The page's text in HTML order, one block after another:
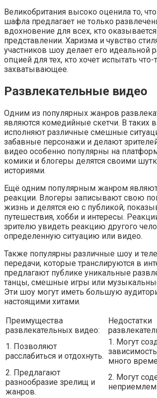
Великобритания высоко оценила то,
шафла предлагает не только
вдохновение для всех, кто
представлении. Харизма и чувство
участников шоу делает его идеальной
опцией для тех, кто хочет испытать
захватывающее.
Развлекательные видео
Одним из популярных жанров
являются комедийные скетчи. В таких
исполняют различные смешные
забавные персонажи и делают
видео особенно популярны на
комики и блогеры делятся своими
историями.
Ещё одним популярным жанром
реакции. Влогеры записывают свою
жизнь и делятся ею с публикой,
путешествия, хобби и интересы.
зрителю увидеть реакцию другого
определенную ситуацию или видео.
Также популярны различные шоу и
передачи, которые транслируются в
предлагают публике уникальные
танцы, смешные игры или
Эти шоу могут иметь большую
настоящими хитами.
Преимущества
развлекательных видео:
Недостатки
1. Позволяют
расслабиться и отдохнуть.
1. Могут
много
2. Предлагают
разнообразие зрелищ и
жанров.
2. Могут